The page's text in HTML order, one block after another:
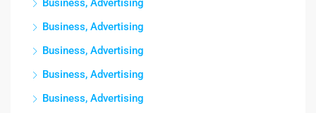
Business, Advertising
Business, Advertising
Business, Advertising
Business, Advertising
Business, Advertising